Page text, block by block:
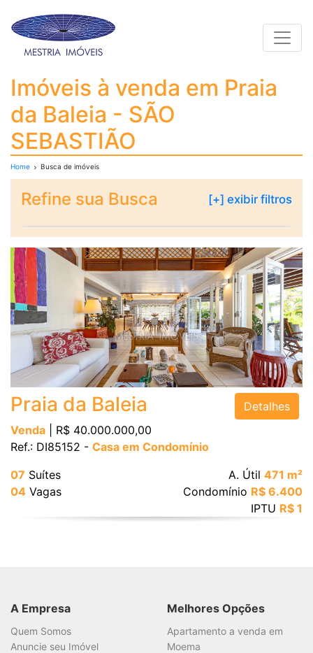
Imóveis à venda em
Imóveis à venda em Praia
da Baleia - SÃO
SEBASTIÃO
Home Busca de imóveis
Praia da Baleia
Venda | R$ 40.000.000,00
Ref.: DI85152 - Casa em Condomínio
Detalhes
07 Suítes
04 Vagas
A. Útil 471 m²
Condomínio R$ 6.400
IPTU R$ 1
Refine sua Busca [+] exibir filtros
Bairro
Valor
Vagas
A Empresa
Quem Somos
Anuncie seu Imóvel
Melhores Opções
Apartamento a venda em
Moema